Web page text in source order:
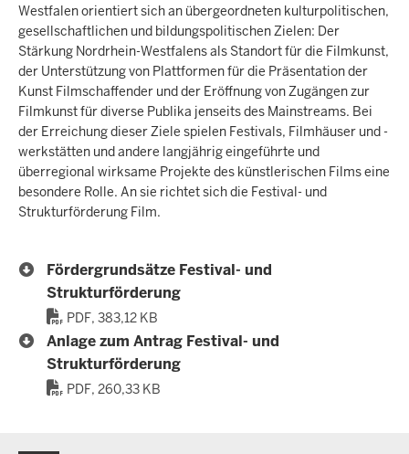
Westfalen orientiert sich an übergeordneten kulturpolitischen,
gesellschaftlichen und bildungspolitischen Zielen: Der
Stärkung Nordrhein-Westfalens als Standort für die Filmkunst,
der Unterstützung von Plattformen für die Präsentation der
Kunst Filmschaffender und der Eröffnung von Zugängen zur
Filmkunst für diverse Publika jenseits des Mainstreams. Bei
der Erreichung dieser Ziele spielen Festivals, Filmhäuser und -
werkstätten und andere langjährig eingeführte und
überregional wirksame Projekte des künstlerischen Films eine
besondere Rolle. An sie richtet sich die Festival- und
Strukturförderung Film.
Fördergrundsätze Festival- und
Strukturförderung
PDF, 383,12 KB
Anlage zum Antrag Festival- und
Strukturförderung
PDF, 260,33 KB